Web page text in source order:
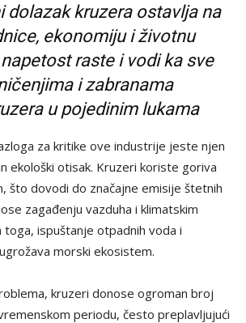
dolazak kruzera ostavlja na
ekonomiju i životnu
raste i vodi ka sve
i zabranama
u pojedinim lukama
za kritike ove industrije jeste njen
ekološki otisak. Kruzeri koriste goriva
što dovodi do značajne emisije štetnih
zagađenju vazduha i klimatskim
toga, ispuštanje otpadnih voda i
morski ekosistem.
kruzeri donose ogroman broj
periodu, često preplavljujući